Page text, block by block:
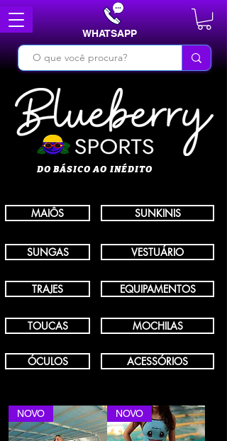
WHATSAPP
DO BÁSICO AO INÉDITO
MAIÔS SUNKINIS
SUNGAS
TRAJES
TOUCAS
ÓCULOS
VESTUÁRIO
EQUIPAMENTOS
MOCHILAS
ACESSÓRIOS
NOVO NOVO